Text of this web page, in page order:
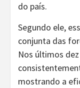
do país.
Segundo ele,
conjunta das
Nos últimos
mostrando a